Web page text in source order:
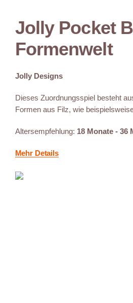
Jolly Pocket
Formenwelt
Jolly Designs
Dieses Zuordnungsspiel besteht
Formen aus Filz, wie
Altersempfehlung: 18 Monate - 36
Mehr Details